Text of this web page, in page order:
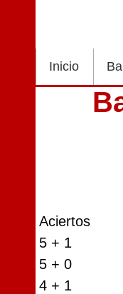
Inicio
Aciertos
5 + 1
5 + 0
4 + 1